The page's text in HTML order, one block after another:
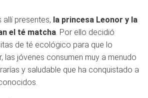
presentes, la princesa Leonor y la
el té matcha. Por ello decidió
de té ecológico para que lo
las jóvenes consumen muy a menudo
y saludable que ha conquistado a